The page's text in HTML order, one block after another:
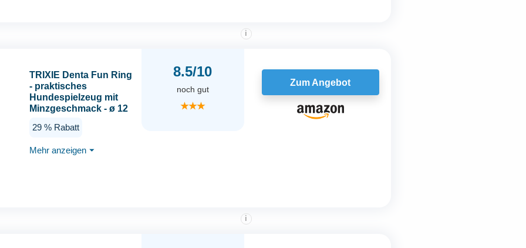
TRIXIE Denta Fun Ring
- praktisches
Hundespielzeug mit
Minzgeschmack - ø 12
Zubehör für Hunde -
29 % Rabatt
Mehr anzeigen ⏷
8.5/10
i
noch gut
★★★
Zum Angebot
i